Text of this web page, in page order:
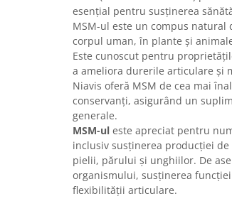
Multivitamine
esențial pentru susținerea
MSM-ul este un compus natural
corpul uman, în plante și
Este cunoscut pentru
a ameliora durerile articulare și
Niavis oferă MSM de cea mai
conservanți, asigurând un
generale.
MSM-ul este apreciat pentru
inclusiv susținerea producției
pielii, părului și unghiilor. De
organismului, susținerea
flexibilității articulare.